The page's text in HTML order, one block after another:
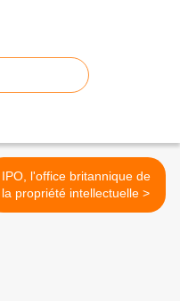
IPO, l'office britannique de
la propriété intellectuelle >